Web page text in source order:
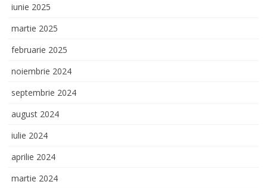
iunie 2025
martie 2025
februarie 2025
noiembrie 2024
septembrie 2024
august 2024
iulie 2024
aprilie 2024
martie 2024